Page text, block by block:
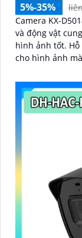
5%-35%
Camera KX-
và động vật
hình ảnh tốt. Hỗ trợ cấp nguồn POE đèn hồng ngoại 40m
cho hình ảnh